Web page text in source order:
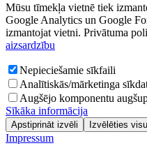
Mūsu tīmekļa vietnē tiek
Google Analytics un Google
izmantojat vietni. Privātuma
aizsardzību
Nepieciešamie sīkfaili
Analītiskās/mārketinga
Augšējo komponentu
Sīkāka informācija
Apstiprināt izvēli Izvēlēties
Impressum